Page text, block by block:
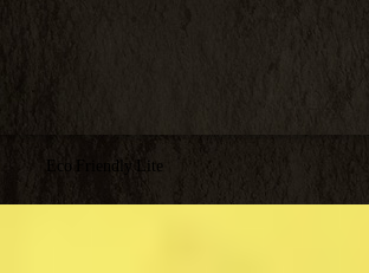
Eco Friendly Lite